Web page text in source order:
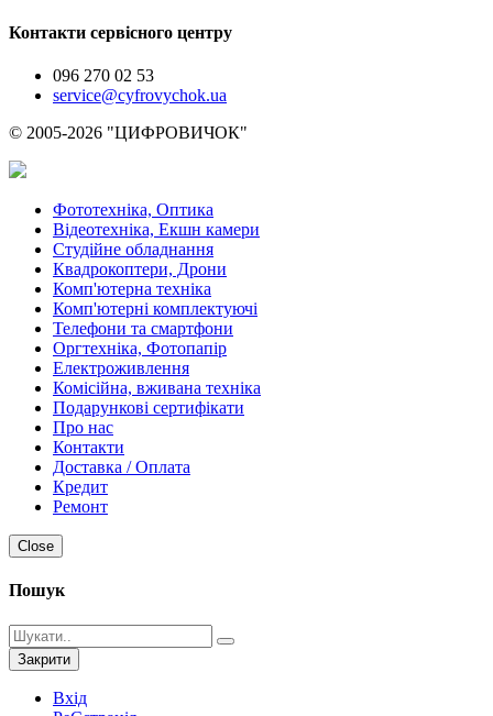
Контакти сервісного центру
096 270 02 53
service@cyfrovychok.ua
© 2005-2026 "ЦИФРОВИЧОК"
Фототехніка, Оптика
Відеотехніка, Екшн камери
Студійне обладнання
Квадрокоптери, Дрони
Комп'ютерна техніка
Комп'ютерні комплектуючі
Телефони та смартфони
Оргтехніка, Фотопапір
Електроживлення
Комісійна, вживана техніка
Подарункові сертифікати
Про нас
Контакти
Доставка / Оплата
Кредит
Ремонт
Close
Пошук
Закрити
Вхід